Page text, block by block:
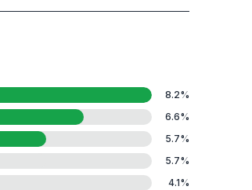
8.2%
6.6%
5.7%
5.7%
4.1%